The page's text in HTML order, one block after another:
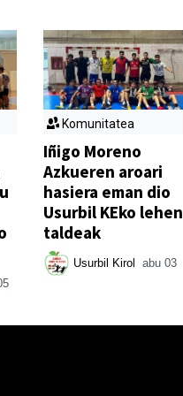
Komunitatea
Iñigo Moreno
Azkueren aroari
hasiera eman dio
Usurbil KEko lehen
taldeak
Usurbil Kirol abu 03